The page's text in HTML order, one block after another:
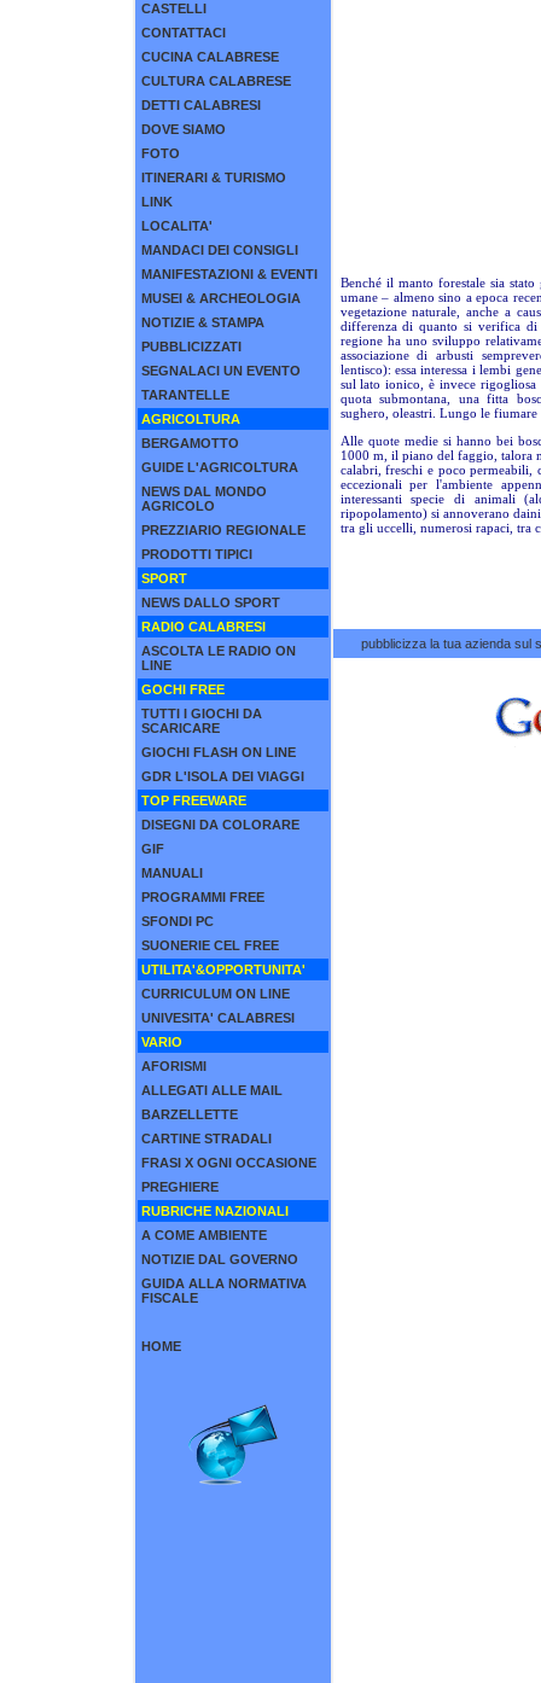
CASTELLI
CONTATTACI
CUCINA CALABRESE
CULTURA CALABRESE
DETTI CALABRESI
DOVE SIAMO
FOTO
ITINERARI & TURISMO
LINK
LOCALITA'
MANDACI DEI CONSIGLI
MANIFESTAZIONI & EVENTI
MUSEI & ARCHEOLOGIA
NOTIZIE & STAMPA
PUBBLICIZZATI
SEGNALACI UN EVENTO
TARANTELLE
AGRICOLTURA
BERGAMOTTO
GUIDE L'AGRICOLTURA
NEWS DAL MONDO
AGRICOLO
PREZZIARIO REGIONALE
PRODOTTI TIPICI
SPORT
NEWS DALLO SPORT
RADIO CALABRESI
ASCOLTA LE RADIO ON
LINE
GOCHI FREE
TUTTI I GIOCHI DA
SCARICARE
GIOCHI FLASH ON LINE
GDR L'ISOLA DEI VIAGGI
TOP FREEWARE
DISEGNI DA COLORARE
GIF
MANUALI
PROGRAMMI FREE
SFONDI PC
SUONERIE CEL FREE
UTILITA'&OPPORTUNITA'
CURRICULUM ON LINE
UNIVESITA' CALABRESI
VARIO
AFORISMI
ALLEGATI ALLE MAIL
BARZELLETTE
CARTINE STRADALI
FRASI X OGNI OCCASIONE
PREGHIERE
RUBRICHE NAZIONALI
A COME AMBIENTE
NOTIZIE DAL GOVERNO
GUIDA ALLA NORMATIVA
FISCALE
HOME
Benché il manto forestale sia
umane – almeno sino a epoca
vegetazione naturale, anche a
differenza di quanto si verifica di
regione ha uno sviluppo
associazione di arbusti
lentisco): essa interessa i lembi
sul lato ionico, è invece
quota submontana, una fitta
sughero, oleastri. Lungo le
Alle quote medie si hanno bei
1000 m, il piano del faggio, talora
calabri, freschi e poco permeabili,
eccezionali per l'ambiente
interessanti specie di animali
ripopolamento) si annoverano
tra gli uccelli, numerosi rapaci, tra
pubblicizza la tua azienda sul